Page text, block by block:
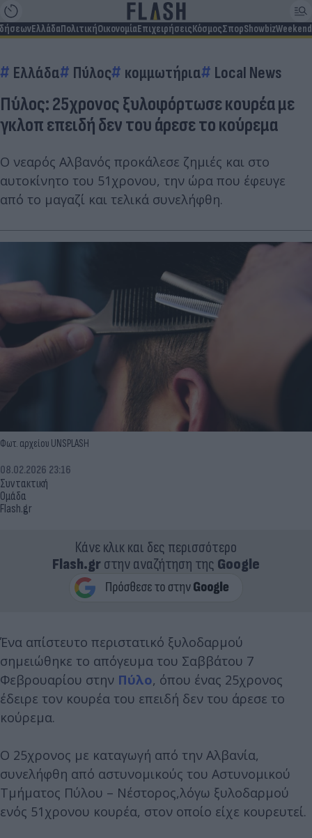
ΕλλάδαΠολιτικήΟικονομίαΕπιχειρήσειςΚόσμοςΣπορShowbizWeekend
Ελλάδα Πύλος κομμωτήρια Local News
Πύλος: 25χρονος ξυλοφόρτωσε κουρέα με
γκλοπ επειδή δεν του άρεσε το κούρεμα
Ο νεαρός Αλβανός προκάλεσε ζημιές και στο
αυτοκίνητο του 51χρονου, την ώρα που έφευγε
από το μαγαζί και τελικά συνελήφθη.
Φωτ. αρχείου UNSPLASH
Συντακτική
Ομάδα
Flash.gr
08.02.2026 23:16
Κάνε κλικ και δες περισσότερο
Flash.grστην αναζήτηση της Google
Ένα απίστευτο περιστατικό ξυλοδαρμού
σημειώθηκε το απόγευμα του Σαββάτου 7
Φεβρουαρίου στην Πύλο, όπου ένας 25χρονος
έδειρε τον κουρέα του επειδή δεν του άρεσε το
κούρεμα.
Ο 25χρονος με καταγωγή από την Αλβανία,
συνελήφθη από αστυνομικούς του Αστυνομικού
Τμήματος Πύλου – Νέστορος,λόγω ξυλοδαρμού
ενός 51χρονου κουρέα, στον οποίο είχε κουρευτεί.